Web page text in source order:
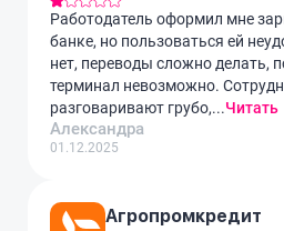
Работодатель оформил мне
банке, но пользоваться ей
нет, переводы сложно делать,
терминал невозможно.
разговаривают грубо,...Читать
Александра
01.12.2025
Агропромкредит